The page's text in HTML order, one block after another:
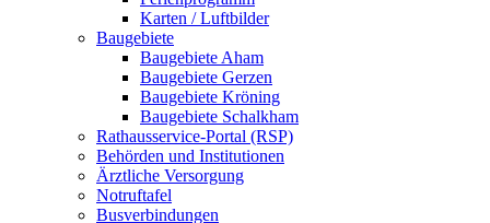
Karten / Luftbilder
Baugebiete
Baugebiete Aham
Baugebiete Gerzen
Baugebiete Kröning
Baugebiete Schalkham
Rathausservice-Portal (RSP)
Behörden und Institutionen
Ärztliche Versorgung
Notruftafel
Busverbindungen